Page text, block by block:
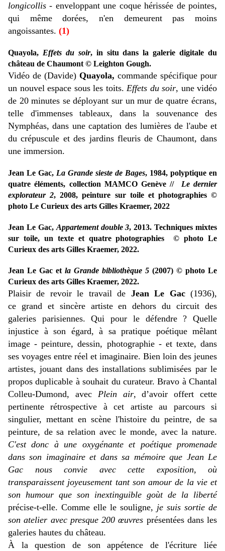
longicollis - enveloppant une coque hérissée de pointes,
qui même dorées, n'en demeurent pas moins
angoissantes. (1)
Quayola, Effets du soir, in situ dans la galerie digitale du
château de Chaumont © Leighton Gough.
Vidéo de (Davide) Quayola, commande spécifique pour
un nouvel espace sous les toits. Effets du soir, une vidéo
de 20 minutes se déployant sur un mur de quatre écrans,
telle d'immenses tableaux, dans la souvenance des
Nymphéas, dans une captation des lumières de l'aube et
du crépuscule et des jardins fleuris de Chaumont, dans
une immersion.
Jean Le Gac, La Grande sieste de Bages, 1984, polyptique en
quatre éléments, collection MAMCO Genève // Le dernier
explorateur 2, 2008, peinture sur toile et photographies ©
photo Le Curieux des arts Gilles Kraemer, 2022
Jean Le Gac, Appartement double 3, 2013. Techniques mixtes
sur toile, un texte et quatre photographies © photo Le
Curieux des arts Gilles Kraemer, 2022.
Jean Le Gac et la Grande bibliothèque 5 (2007) © photo Le
Curieux des arts Gilles Kraemer, 2022.
Plaisir de revoir le travail de Jean Le Gac(1936),
ce grand et sincère artiste en dehors du circuit des
galeries parisiennes. Qui pour le défendre ? Quelle
injustice à son égard, à sa pratique poétique mêlant
image - peinture, dessin, photographie - et texte, dans
ses voyages entre réel et imaginaire. Bien loin des jeunes
artistes, jouant dans des installations sublimisées par le
propos duplicable à souhait du curateur. Bravo à Chantal
Colleu-Dumond, avec Plein air, d’avoir offert cette
pertinente rétrospective à cet artiste au parcours si
singulier, mettant en scène l'histoire du peintre, de sa
peinture, de sa relation avec le monde, avec la nature.
C'est donc à une oxygénante et poétique promenade
dans son imaginaire et dans sa mémoire que Jean Le
Gac nous convie avec cette exposition, où
transparaissent joyeusement tant son amour de la vie et
son humour que son inextinguible goùt de la liberté
précise-t-elle. Comme elle le souligne, je suis sortie de
son atelier avec presque 200 œuvres présentées dans les
galeries hautes du château.
À la question de son appétence de l'écriture liée